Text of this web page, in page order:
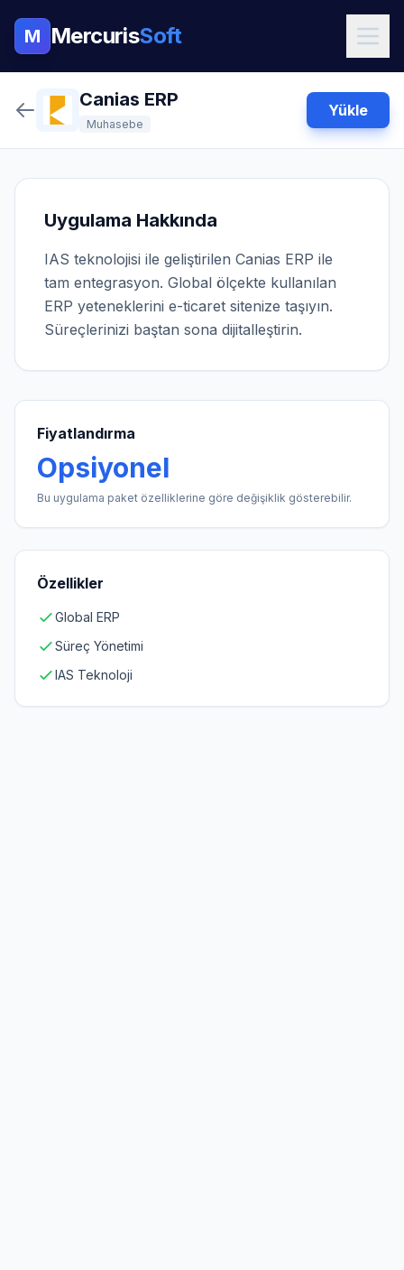
M MercurisSoft
Canias ERP
Muhasebe
Yükle
Uygulama Hakkında
IAS teknolojisi ile geliştirilen Canias ERP ile
tam entegrasyon. Global ölçekte kullanılan
ERP yeteneklerini e-ticaret sitenize taşıyın.
Süreçlerinizi baştan sona dijitalleştirin.
Fiyatlandırma
Opsiyonel
Bu uygulama paket özelliklerine göre değişiklik gösterebilir.
Özellikler
Global ERP
Süreç Yönetimi
IAS Teknoloji